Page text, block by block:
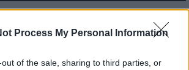
Process My Personal Information
of the sale, sharing to third parties, or